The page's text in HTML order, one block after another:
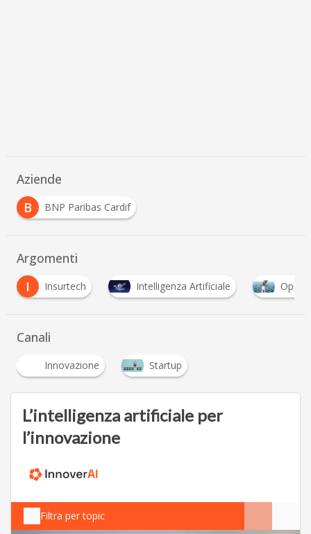
Aziende
B
BNP Paribas Cardif
Argomenti
Intelligenza Artificiale Open Innovation O
Canali
Innovazione Startup
L’intelligenza artificiale per
l’innovazione
Filtra per topic